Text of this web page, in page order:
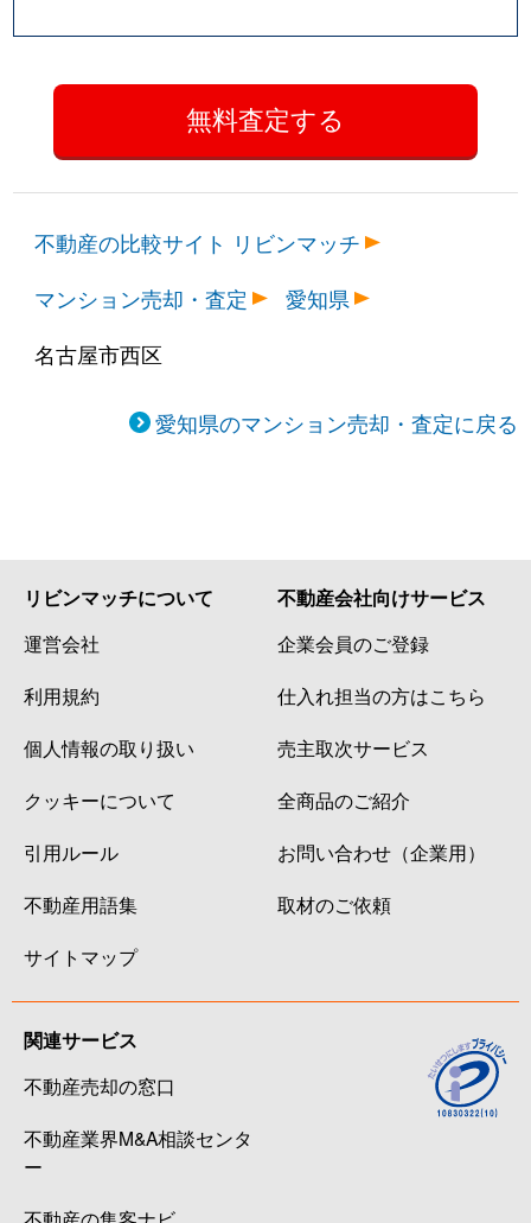
不動産の比較サイト リビンマッチ
マンション売却・査定
愛知県
名古屋市西区
愛知県のマンション売却・査定に戻る
リビンマッチについて
運営会社
利用規約
個人情報の取り扱い
クッキーについて
引用ルール
不動産用語集
サイトマップ
不動産会社向けサービス
企業会員のご登録
仕入れ担当の方はこちら
売主取次サービス
全商品のご紹介
お問い合わせ（企業用）
取材のご依頼
関連サービス
不動産売却の窓口
不動産業界M&A相談センタ
ー